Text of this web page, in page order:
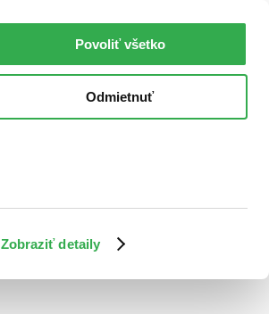
Zobraziť detaily
Povoliť všetko
Odmietnuť